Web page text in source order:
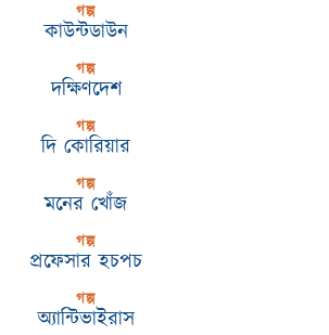
গল্প
কাউন্টডাউন
গল্প
দক্ষিণদেশ
গল্প
দি কোরিয়ার
গল্প
মনের খোঁজ
গল্প
প্রফেসার হচপচ
গল্প
অ্যান্টিভাইরাস